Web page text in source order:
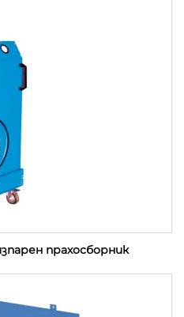
прахосборник